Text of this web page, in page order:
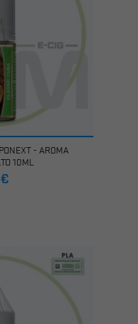
- AROMA
10ML